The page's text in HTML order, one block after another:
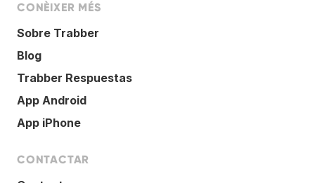
CONÈIXER MÉS
Sobre Trabber
Blog
Trabber Respuestas
App Android
App iPhone
CONTACTAR